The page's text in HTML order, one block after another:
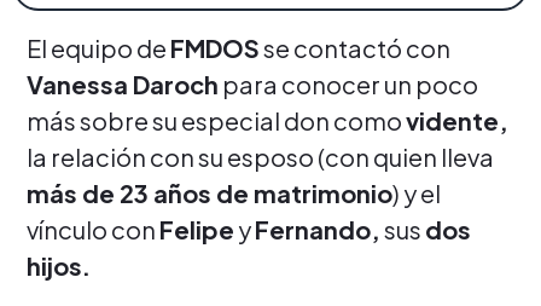
El equipo de FMDOSse contactó con
Vanessa Daroch para conocer un poco
más sobre su especial don comovidente,
la relación con su esposo (con quien lleva
más de 23 años de matrimonio) y el
vínculo con Felipe yFernando, sus dos
hijos.